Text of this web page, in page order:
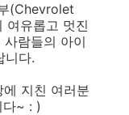
(Chevrolet
여유롭고 멋진
람들의 아이
니다.
지친 여러분
다~ : )